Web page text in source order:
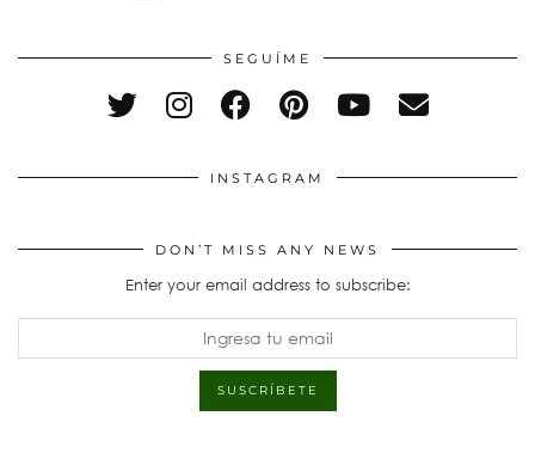
SEGUÍME
INSTAGRAM
DON’T MISS ANY NEWS
Enter your email address to subscribe: